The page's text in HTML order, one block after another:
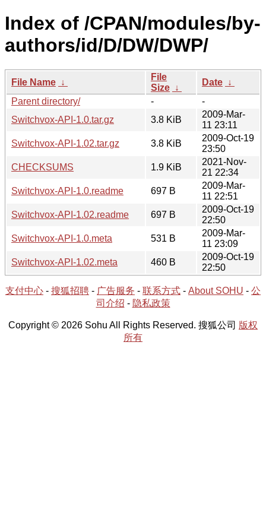
Index of /CPAN/modules/by-
authors/id/D/DW/DWP/
File Name ↓
File
Size ↓
Date ↓
Parent directory/
-
-
Switchvox-API-1.0.tar.gz
3.8 KiB
2009-Mar-
11 23:11
Switchvox-API-1.02.tar.gz
3.8 KiB
2009-Oct-19
23:50
CHECKSUMS
1.9 KiB
2021-Nov-
21 22:34
Switchvox-API-1.0.readme
697 B
2009-Mar-
11 22:51
Switchvox-API-1.02.readme
697 B
2009-Oct-19
22:50
Switchvox-API-1.0.meta
531 B
2009-Mar-
11 23:09
Switchvox-API-1.02.meta
460 B
2009-Oct-19
22:50
支付中心 - 搜狐招聘 - 广告服务 - 联系方式 - About SOHU - 公
司介绍 - 隐私政策
Copyright © 2026 Sohu All Rights Reserved. 搜狐公司 版权
所有